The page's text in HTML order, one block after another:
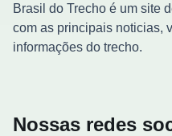
Brasil do Trecho é um site
com as principais noticias,
informações do trecho.
Nossas redes